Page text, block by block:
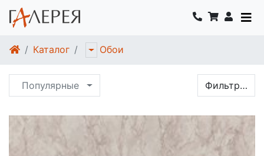
Каталог Обои
Популярные Фильтр…